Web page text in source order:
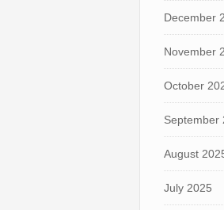
December
November
October
September
August
July 2025